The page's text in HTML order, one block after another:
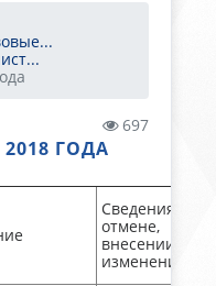
697
ГОДА
Сведения об
отмене,
внесении
изменений